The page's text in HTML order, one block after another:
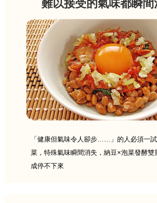
難以接受的氣味都瞬間
「健康但氣味令人卻步……」的人必須一
菜，特殊氣味瞬間消失，納豆×泡菜發酵雙
成停不下來